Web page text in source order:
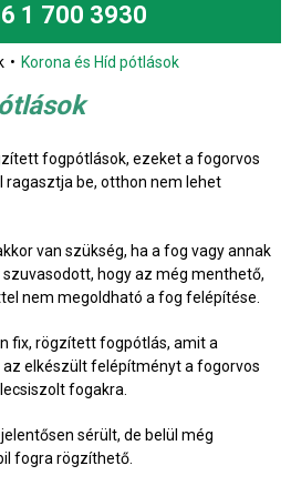
1 700 3930
Korona és Híd pótlások
fogpótlások, ezeket a fogorvos
be, otthon nem lehet
van szükség, ha a fog vagy annak
hogy az még menthető,
nem megoldható a fog felépítése.
fix, rögzített fogpótlás, amit a
elkészült felépítményt a fogorvos
fogakra.
sérült, de belül még
fogra rögzíthető.